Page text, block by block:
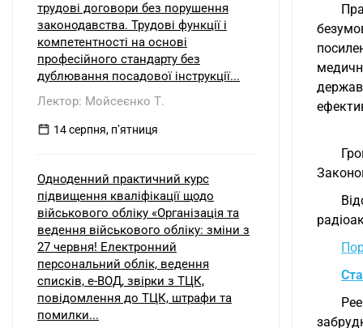
трудові договори без порушення
законодавства. Трудові функції і
компетентності на основі
професійного стандарту без
дублювання посадової інструкції...
Лектор: Мойсеєнко Т.
14 серпня, пʼятниця
Одноденний практичний курс
підвищення кваліфікації щодо
військового обліку «Організація та
ведення військового обліку: зміни з
27 червня! Електронний
персональний облік, ведення
списків, е-ВОД, звірки з ТЦК,
повідомлення до ТЦК, штрафи та
помилки...